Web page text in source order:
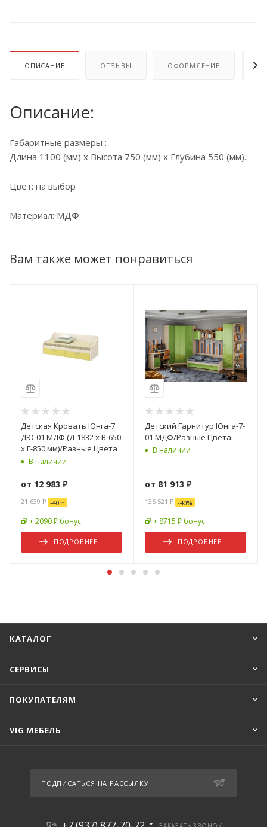
ОПИСАНИЕ ОТЗЫВЫ ОФОРМЛЕНИЕ
Описание:
Габаритные размеры :
Длина 1100 (мм) x Высота 750 (мм) х Глубина 550 (мм).
Цвет: на выбор
Материал: МДФ
Вам также может понравиться
Детская Кровать Юнга-7
ДЮ-01 МДФ (Д-1832 x В-650
x Г-850 мм)/Разные Цвета
В наличии
от 12 983 ₽
21 639 ₽ -40%
+ 2090 ₽ бонус
ПОДРОБНЕЕ
Детский Гарнитур Юнга-7-
01 МДФ/Разные Цвета
В наличии
от 81 913 ₽
136 521 ₽ -40%
+ 8715 ₽ бонус
ПОДРОБНЕЕ
КАТАЛОГ
СЕРВИСЫ
ПОКУПАТЕЛЯМ
VIG МЕБЕЛЬ
ПОДПИСАТЬСЯ НА РАССЫЛКУ